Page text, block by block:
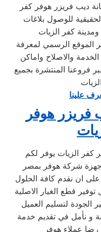
ديب فريزر هوفر كفر
للوصول بلاغات
كفر الزيات
الموقع الرسمي لمعرفة
والاصلاح واماكن
فروعنا المنتشرة بجميع
علينا
فريزر هوفر
شركة هوفر بمصر
ان نقدم كافة الحلول
قطع الغيار الاصلية
الجودة لتسليم العميل
و نأمل في تقديم خدمة
عملاء هوفر